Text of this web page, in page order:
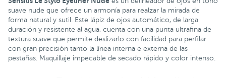
suave nude que ofrece un armonía para realzar la mirada de
forma natural y sutil. Este lápiz de ojos automático, de larga
duración y resistente al agua, cuenta con una punta ultrafina de
textura suave que permite deslizarlo con facilidad para perfilar
con gran precisión tanto la línea interna e externa de las
pestañas. Maquillaje impecable de secado rápido y color intenso.